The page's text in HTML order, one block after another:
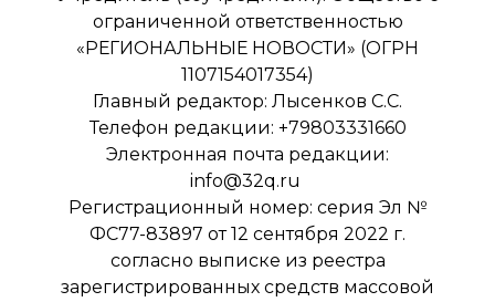
ограниченной ответственностью
«РЕГИОНАЛЬНЫЕ НОВОСТИ» (ОГРН
1107154017354)
Главный редактор: Лысенков С.С.
Телефон редакции: +79803331660
Электронная почта редакции:
info@32q.ru
Регистрационный номер: серия Эл №
ФС77-83897 от 12 сентября 2022 г.
согласно выписке из реестра
зарегистрированных средств массовой